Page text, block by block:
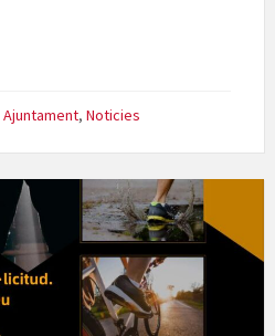
Ajuntament, Noticies